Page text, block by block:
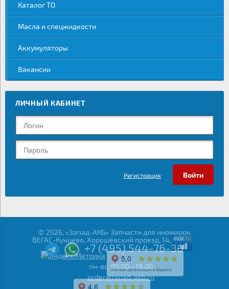
Каталог ТО
Масла и спецжидкости
Аккумуляторы
Вакансии
ЛИЧНЫЙ КАБИНЕТ
Регистрация
© 2026, «Запад-АКБ» Запчасти для иномарок
ВЕГАС-Кунцево, Хорошёвский проезд, 14,
+7 (495) 544-76-30
пн-вс. 09.00—18.00
order@zapad-akb.ru